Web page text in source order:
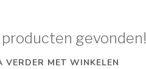
producten gevonden!
VERDER MET WINKELEN